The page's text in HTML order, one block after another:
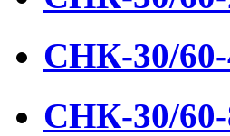
СНК-30/
СНК-30/